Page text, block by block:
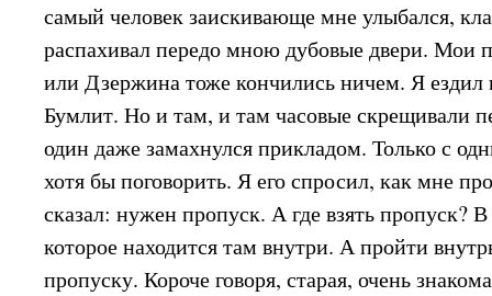
самый человек заискивающе мне улыбался,
распахивал передо мною дубовые двери. Мои
или Дзержина тоже кончились ничем. Я ездил
Бумлит. Но и там, и там часовые скрещивали
один даже замахнулся прикладом. Только с
хотя бы поговорить. Я его спросил, как мне
сказал: нужен пропуск. А где взять пропуск?
которое находится там внутри. А пройти
пропуску. Короче говоря, старая, очень